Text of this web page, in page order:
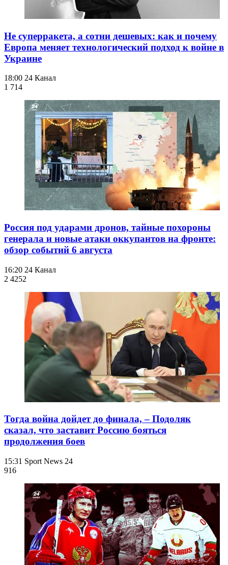
Не суперракета, а сотни дешевых: как и почему
Европа меняет технологический подход к войне в
Украине
18:00 24 Канал
1 714
Россия под ударами дронов, тайные похороны
генерала и новые атаки оккупантов на фронте:
обзор событий 6 августа
16:20 24 Канал
2 4252
Тогда война дойдет до финала, – Подоляк
сказал, что заставит Россию бояться
продолжения боев
15:31 Sport News 24
916